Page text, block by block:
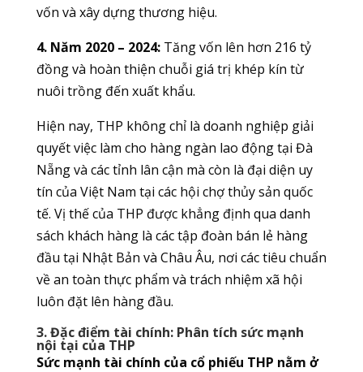
vốn và xây dựng thương hiệu.
4. Năm 2020 – 2024:Tăng vốn lên hơn 216 tỷ
đồng và hoàn thiện chuỗi giá trị khép kín từ
nuôi trồng đến xuất khẩu.
Hiện nay, THP không chỉ là doanh nghiệp giải
quyết việc làm cho hàng ngàn lao động tại Đà
Nẵng và các tỉnh lân cận mà còn là đại diện uy
tín của Việt Nam tại các hội chợ thủy sản quốc
tế. Vị thế của THP được khẳng định qua danh
sách khách hàng là các tập đoàn bán lẻ hàng
đầu tại Nhật Bản và Châu Âu, nơi các tiêu chuẩn
về an toàn thực phẩm và trách nhiệm xã hội
luôn đặt lên hàng đầu.
3. Đặc điểm tài chính: Phân tích sức mạnh
nội tại của THP
Sức mạnh tài chính của cổ phiếu THP nằm ở